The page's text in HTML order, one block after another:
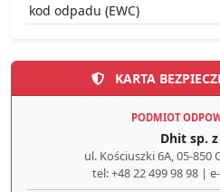
kod odpadu (EWC)
KARTA
PODMIOT
Dhit sp.
ul. Kościuszki 6A, 05-
tel: +48 22 499 98 98 |